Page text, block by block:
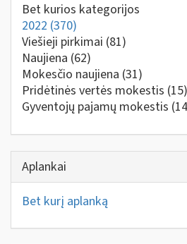
Bet kurios kategorijos
2022 (370)
Viešieji pirkimai (81)
Naujiena (62)
Mokesčio naujiena (31)
Pridėtinės vertės mokestis (15)
Gyventojų pajamų mokestis
Aplankai
Bet kurį aplanką